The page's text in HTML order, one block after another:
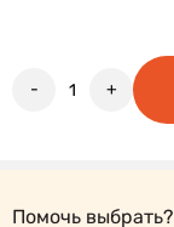
- +
Помочь выбрать?